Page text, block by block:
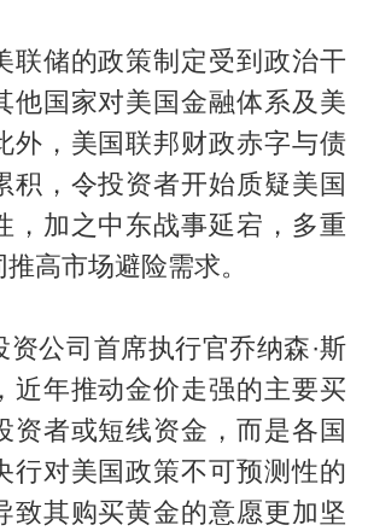
联储的政策制定受到政治干
他国家对美国金融体系及美
外，美国联邦财政赤字与债
积，令投资者开始质疑美国
，加之中东战事延宕，多重
高市场避险需求。
资公司首席执行官乔纳森·斯
近年推动金价走强的主要买
资者或短线资金，而是各国
行对美国政策不可预测性的
致其购买黄金的意愿更加坚